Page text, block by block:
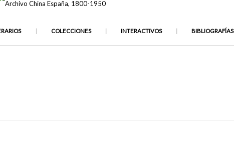
COLECCIONES INTERACTIVOS BIBLIOGRAFÍAS